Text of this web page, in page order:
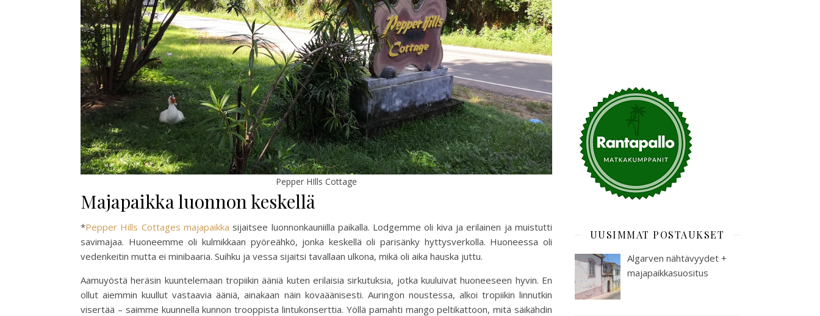
Pepper HIlls Cottage
Majapaikka luonnon keskellä
*Pepper Hills Cottages majapaikka sijaitsee luonnonkauniilla paikalla. Lodgemme oli kiva ja erilainen ja muistutti
savimajaa. Huoneemme oli kulmikkaan pyöreähkö, jonka keskellä oli parisänky hyttysverkolla. Huoneessa oli
vedenkeitin mutta ei minibaaria. Suihku ja vessa sijaitsi tavallaan ulkona, mikä oli aika hauska juttu.
Aamuyöstä heräsin kuuntelemaan tropiikin ääniä kuten erilaisia sirkutuksia, jotka kuuluivat huoneeseen hyvin. En
ollut aiemmin kuullut vastaavia ääniä, ainakaan näin kovaäänisesti. Auringon noustessa, alkoi tropiikin linnutkin
visertää – saimme kuunnella kunnon trooppista lintukonserttia. Yöllä pamahti mango peltikattoon, mitä säikähdin
UUSIMMAT POSTAUKSET
Algarven nähtävyydet +
majapaikkasuositus